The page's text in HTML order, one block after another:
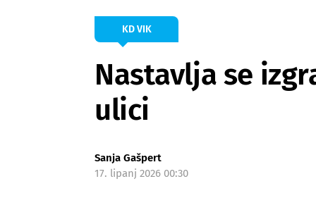
KD VIK
Nastavlja se
ulici
Sanja Gašpert
17. lipanj 2026 00:30